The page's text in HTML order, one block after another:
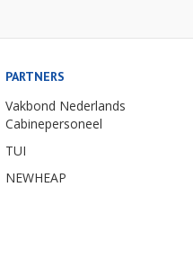
PARTNERS
Vakbond Nederlands
Cabinepersoneel
TUI
NEWHEAP